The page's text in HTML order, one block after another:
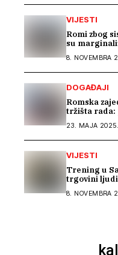
VIJESTI
Romi zbog
su
nivou BiH
8. NOVEMBRA
DOGAĐAJI
Romska
tržišta
23. MAJA 2025.
VIJESTI
Trening u
trgovini
8. NOVEMBRA